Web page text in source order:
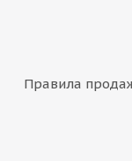
Правила